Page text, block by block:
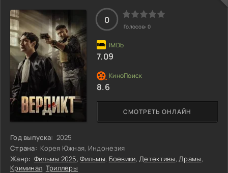
Год выпуска: 2025
Страна: Корея Южная, Индонезия
Жанр: Фильмы 2025,Фильмы, Боевики,Детективы,Драмы,
Криминал, Триллеры
СМОТРЕТЬ ОНЛАЙН
0
Голосов: 0
7.09
8.6